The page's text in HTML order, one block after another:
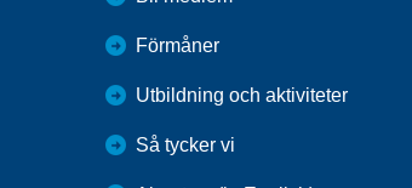
Förmåner
Utbildning och aktiviteter
Så tycker vi